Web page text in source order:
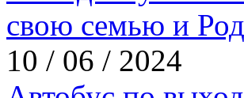
свою семью и
10 / 06 / 2024